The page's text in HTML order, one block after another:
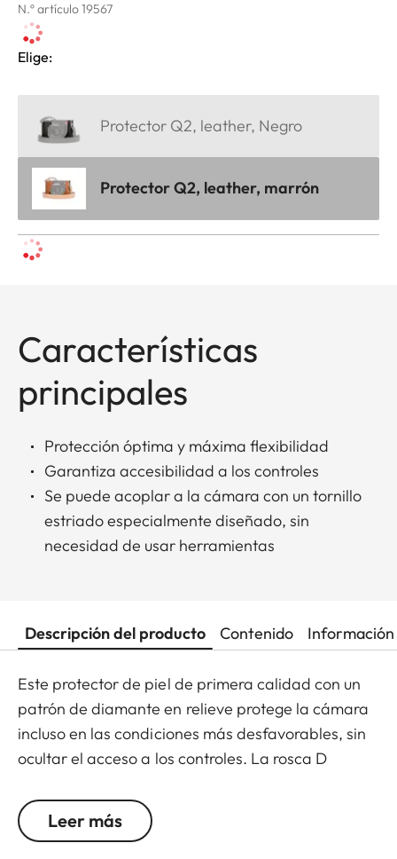
N.º artículo 19567
Elige:
Protector Q2, leather, Negro
Protector Q2, leather, marrón
Características
principales
Protección óptima y máxima flexibilidad
Garantiza accesibilidad a los controles
Se puede acoplar a la cámara con un tornillo
estriado especialmente diseñado, sin
necesidad de usar herramientas
Descripción del producto Contenido
Este protector de piel de primera calidad con un
patrón de diamante en relieve protege la cámara
incluso en las condiciones más desfavorables, sin
ocultar el acceso a los controles. La rosca D
rápida el protector sin necesidad de usar
herramientas.
Leer más